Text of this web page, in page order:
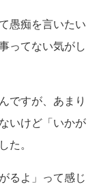
愚痴を言いたい
ってない気がし
ですが、あまり
いけど「いかが
た。
るよ」って感じ